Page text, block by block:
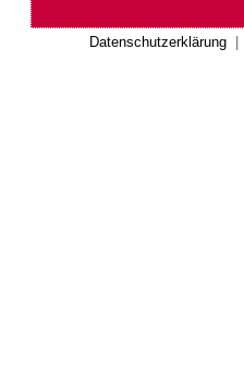
Datenschutzerklärung|